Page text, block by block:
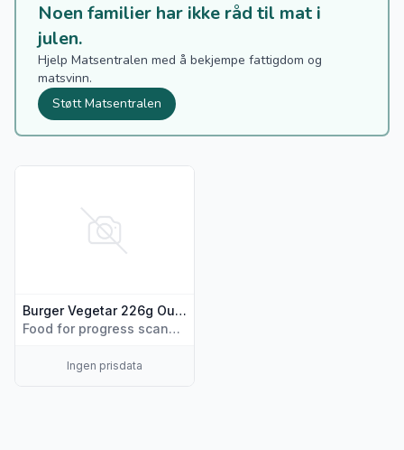
Noen familier har ikke råd til mat i
julen.
Hjelp Matsentralen med å bekjempe fattigdom og
matsvinn.
Støtt Matsentralen
Burger Vegetar 226g Oumph!
Food for progress scandinavia
Ingen prisdata